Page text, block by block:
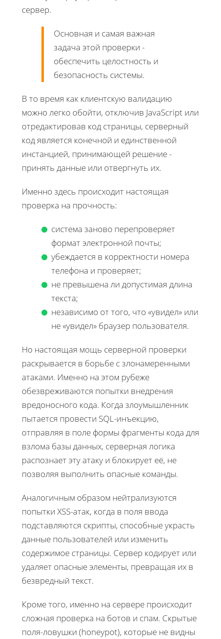
сервер.
Основная и самая важная
задача этой проверки -
обеспечить целостность и
безопасность системы.
В то время как клиентскую валидацию
можно легко обойти, отключив JavaScript или
отредактировав код страницы, серверный
код является конечной и единственной
инстанцией, принимающей решение -
принять данные или отвергнуть их.
Именно здесь происходит настоящая
проверка на прочность:
система заново перепроверяет
формат электронной почты;
убеждается в корректности номера
телефона и проверяет;
не превышена ли допустимая длина
текста;
независимо от того, что «увидел» или
не «увидел» браузер пользователя.
Но настоящая мощь серверной проверки
раскрывается в борьбе с злонамеренными
атаками. Именно на этом рубеже
обезвреживаются попытки внедрения
вредоносного кода. Когда злоумышленник
пытается провести SQL-инъекцию,
отправляя в поле формы фрагменты кода для
взлома базы данных, серверная логика
распознает эту атаку и блокирует её, не
позволяя выполнить опасные команды.
Аналогичным образом нейтрализуются
попытки XSS-атак, когда в поля ввода
подставляются скрипты, способные украсть
данные пользователей или изменить
содержимое страницы. Сервер кодирует или
удаляет опасные элементы, превращая их в
безвредный текст.
Кроме того, именно на сервере происходит
сложная проверка на ботов и спам. Скрытые
поля-ловушки (honeypot), которые не видны